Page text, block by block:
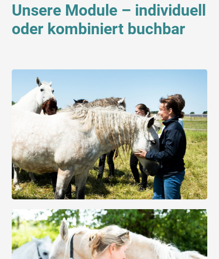
Unsere Module – individuell
oder kombiniert buchbar